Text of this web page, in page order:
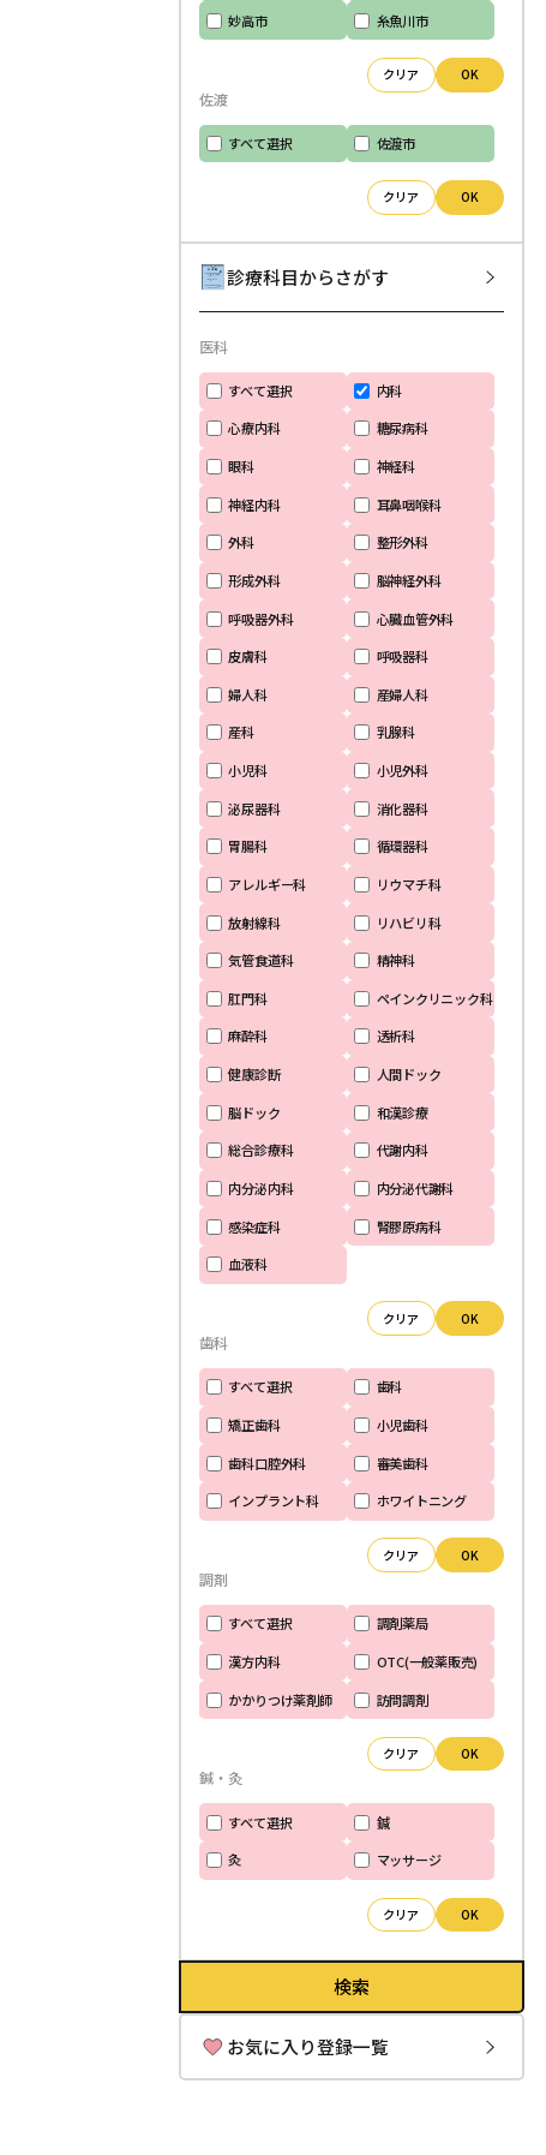
妙高市
糸魚川市
クリア OK
佐渡
すべて選択 佐渡市
クリア OK
診療科目からさがす
医科
すべて選択
内科
心療内科
糖尿病科
眼科
神経科
神経内科
耳鼻咽喉科
外科
整形外科
形成外科
脳神経外科
呼吸器外科
心臓血管外科
皮膚科
呼吸器科
婦人科
産婦人科
産科
乳腺科
小児科
小児外科
泌尿器科
消化器科
胃腸科
循環器科
アレルギー科
リウマチ科
放射線科
リハビリ科
気管食道科
精神科
肛門科
ペインクリニック科
麻酔科
透析科
健康診断
人間ドック
脳ドック
和漢診療
総合診療科
代謝内科
内分泌内科
内分泌代謝科
感染症科
腎膠原病科
血液科
クリア OK
歯科
すべて選択
歯科
矯正歯科
小児歯科
歯科口腔外科
審美歯科
インプラント科
ホワイトニング
クリア OK
調剤
すべて選択
調剤薬局
漢方内科
OTC(一般薬販売)
かかりつけ薬剤師
訪問調剤
クリア OK
鍼・灸
すべて選択
鍼
灸
マッサージ
クリア OK
検索
お気に入り登録一覧